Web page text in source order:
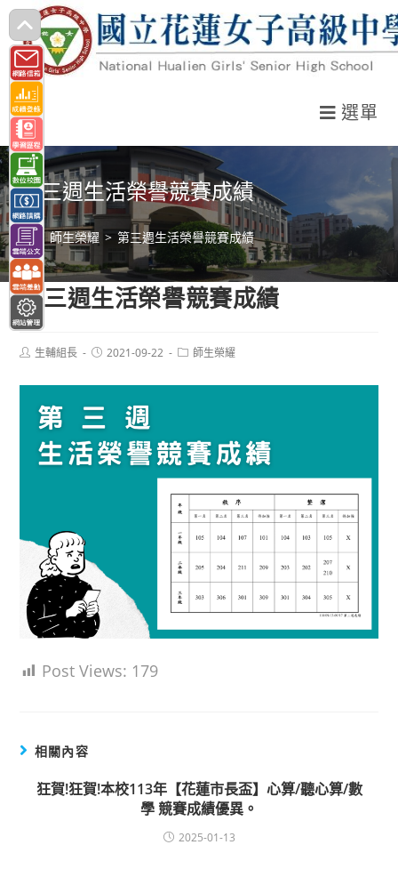
跳
轉
至
主
要
內
容
選單
第三週生活榮譽競賽成績
> 師生榮耀 > 第三週生活榮譽競賽成績
第三週生活榮譽競賽成績
Post生輔組長
Post2021-09-22
Post師生榮耀
Post Views: 179
相關內容
狂賀!狂賀!本校113年【花蓮市長盃】心算/聽心算/數
學 競賽成績優異。
2025-01-13